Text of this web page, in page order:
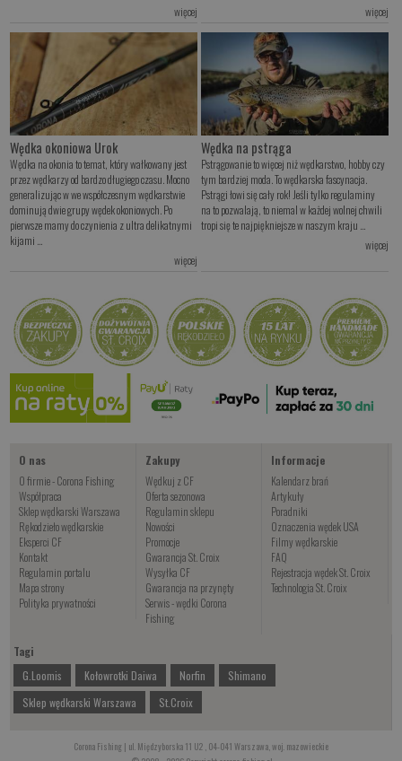
więcej
więcej
Wędka okoniowa Urok
Wędka na okonia to temat, który wałkowany jest
przez wędkarzy od bardzo długiego czasu. Mocno
generalizując w we współczesnym wędkarstwie
dominują dwie grupy wędek okoniowych. Po
pierwsze mamy do czynienia z ultra delikatnymi
kijami ...
więcej
Wędka na pstrąga
Pstrągowanie to więcej niż wędkarstwo, hobby czy
tym bardziej moda. To wędkarska fascynacja.
Pstrągi łowi się cały rok! Jeśli tylko regulaminy
na to pozwalają, to niemal w każdej wolnej chwili
tropi się te najpiękniejsze w naszym kraju ...
więcej
O nas
O firmie - Corona Fishing
Współpraca
Sklep wędkarski Warszawa
Rękodzieło wędkarskie
Eksperci CF
Kontakt
Regulamin portalu
Mapa strony
Polityka prywatności
Zakupy
Wędkuj z CF
Oferta sezonowa
Regulamin sklepu
Nowości
Promocje
Gwarancja St. Croix
Wysyłka CF
Gwarancja na przynęty
Serwis - wędki Corona
Fishing
Informacje
Kalendarz brań
Artykuły
Poradniki
Oznaczenia wędek USA
Filmy wędkarskie
FAQ
Rejestracja wędek St. Croix
Technologia St. Croix
Tagi
G.Loomis
Kołowrotki Daiwa Norfin
Shimano
Sklep wędkarski Warszawa
St.Croix
Corona Fishing | ul. Międzyborska 11 U2 , 04-041 Warszawa, woj. mazowieckie